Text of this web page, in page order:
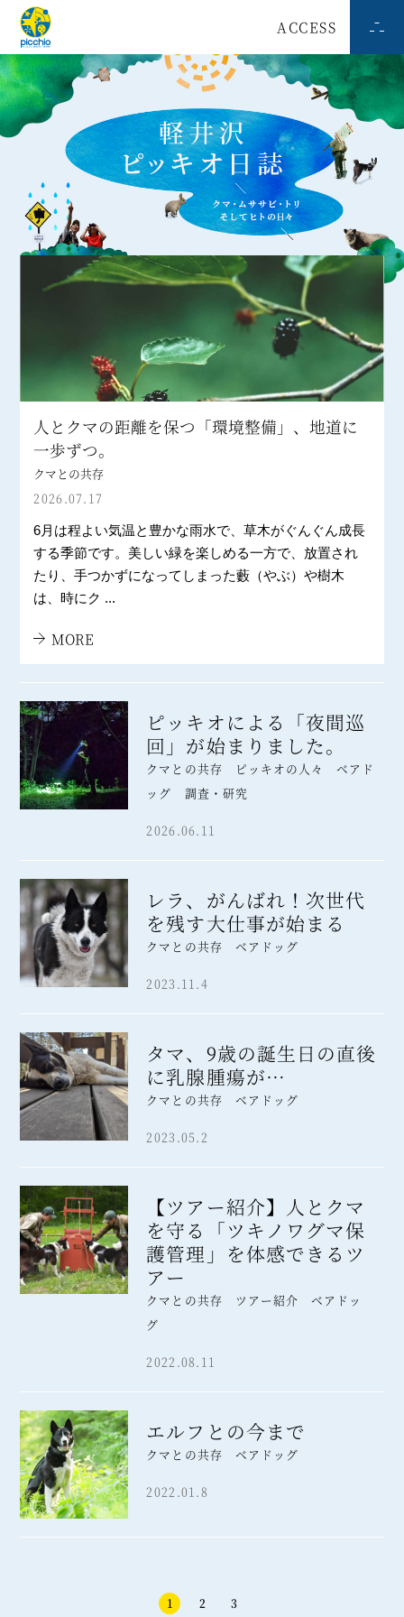
ACCESS
人とクマの距離を保つ「環境整備」、地道に
一歩ずつ。
クマとの共存
2026.07.17
6月は程よい気温と豊かな雨水で、草木がぐんぐん成長
する季節です。美しい緑を楽しめる一方で、放置され
たり、手つかずになってしまった藪（やぶ）や樹木
は、時にク ...
MORE
ピッキオによる「夜間巡
回」が始まりました。
クマとの共存 ピッキオの人々 ベアド
ッグ 調査・研究
2026.06.11
レラ、がんばれ！次世代
を残す大仕事が始まる
クマとの共存 ベアドッグ
2023.11.4
タマ、9歳の誕生日の直後
に乳腺腫瘍が…
クマとの共存 ベアドッグ
2023.05.2
【ツアー紹介】人とクマ
を守る「ツキノワグマ保
護管理」を体感できるツ
アー
クマとの共存 ツアー紹介 ベアドッ
グ
2022.08.11
エルフとの今まで
クマとの共存 ベアドッグ
2022.01.8
1 2 3